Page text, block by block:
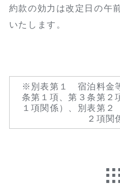
約款の効力は改定日の午
いたします。
※別表第１ 宿泊料金
条第１項、第３条第２
１項関係）、別表第
２項関